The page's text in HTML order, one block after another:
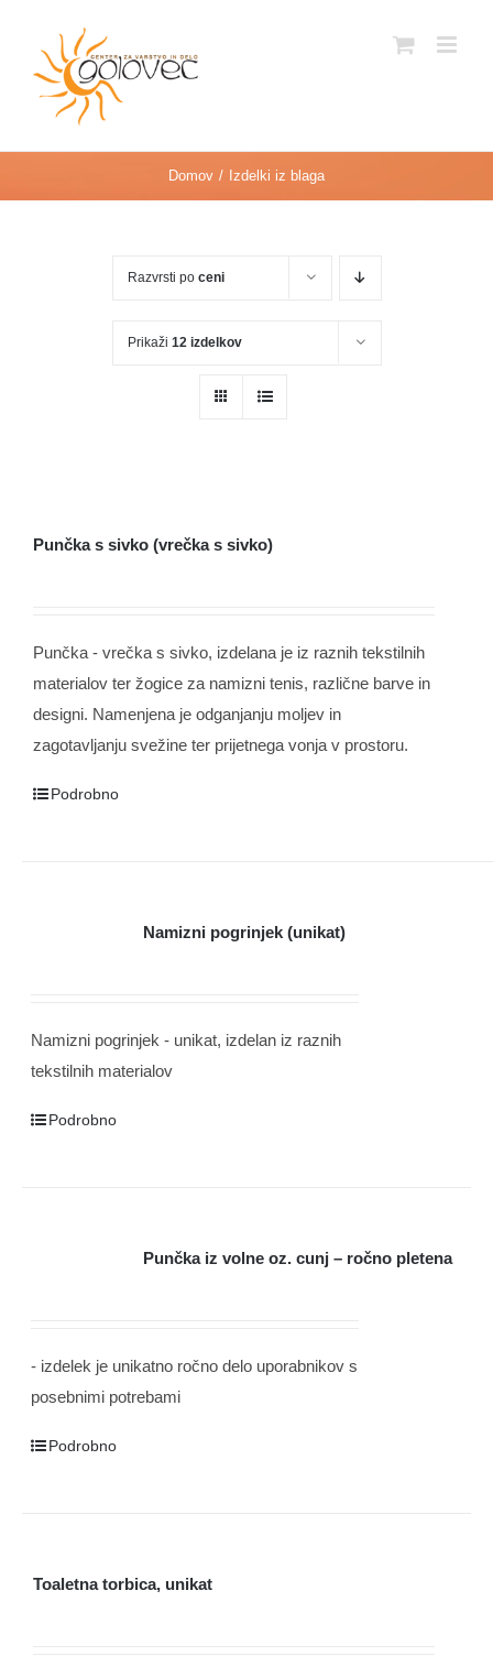
Open toolbar
content
Domov Izdelki iz blaga
Razvrsti po ceni
Prikaži 12 izdelkov
Punčka s sivko (vrečka s sivko)
Punčka - vrečka s sivko, izdelana je iz raznih tekstilnih
materialov ter žogice za namizni tenis, različne barve in
designi. Namenjena je odganjanju moljev in
zagotavljanju svežine ter prijetnega vonja v prostoru.
Podrobno
Namizni pogrinjek (unikat)
Namizni pogrinjek - unikat, izdelan iz raznih
tekstilnih materialov
Podrobno
Punčka iz volne oz. cunj – ročno pletena
- izdelek je unikatno ročno delo uporabnikov s
posebnimi potrebami
Podrobno
Toaletna torbica, unikat